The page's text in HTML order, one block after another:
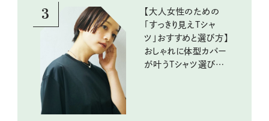
3
【大人女性のための
「すっきり見えTシャ
ツ」おすすめと選び方】
おしゃれに体型カバー
が叶うTシャツ選びの